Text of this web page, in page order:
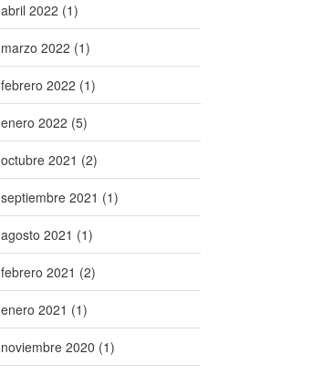
abril 2022 (1)
marzo 2022 (1)
febrero 2022 (1)
enero 2022 (5)
octubre 2021 (2)
septiembre 2021 (1)
agosto 2021 (1)
febrero 2021 (2)
enero 2021 (1)
noviembre 2020 (1)